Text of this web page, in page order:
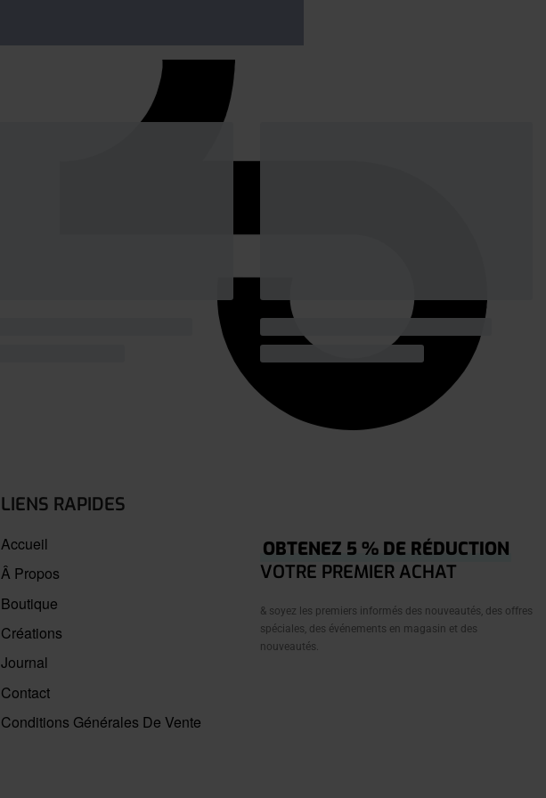
LIENS RAPIDES
Accueil
Â Propos
Boutique
Créations
Journal
Contact
Conditions Générales De Vente
OBTENEZ 5 % DE RÉDUCTION
VOTRE PREMIER ACHAT
& soyez les premiers informés des nouveautés, des offres
spéciales, des événements en magasin et des
nouveautés.